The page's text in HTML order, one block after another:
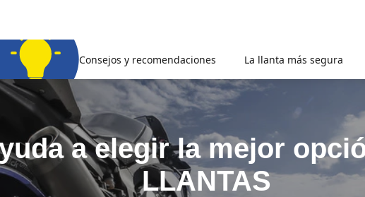
Consejos y recomendaciones La llanta más segura
a elegir la mejor
LLANTAS